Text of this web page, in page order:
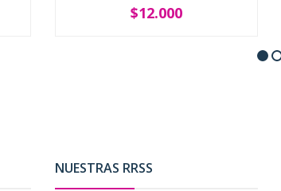
+
$12.000
NUESTRAS RRSS